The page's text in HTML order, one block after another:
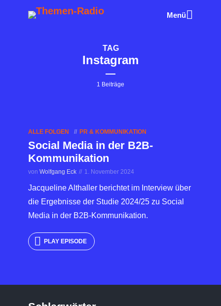
Menü
TAG
Instagram
1 Beiträge
ALLE FOLGEN PR & KOMMUNIKATION
Social Media in der B2B-
Kommunikation
von Wolfgang Eck 1. November 2024
Jacqueline Althaller berichtet im Interview über
die Ergebnisse der Studie 2024/25 zu Social
Media in der B2B-Kommunikation.
PLAY EPISODE